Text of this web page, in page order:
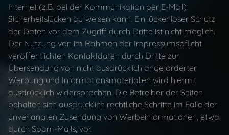
Internet (z.B. bei der Kommunikation per E-Mail)
Sicherheitslücken aufweisen kann. Ein lückenloser Schutz
der Daten vor dem Zugriff durch Dritte ist nicht möglich.
Der Nutzung von im Rahmen der Impressumspflicht
veröffentlichten Kontaktdaten durch Dritte zur
Übersendung von nicht ausdrücklich angeforderter
Werbung und Informationsmaterialien wird hiermit
ausdrücklich widersprochen. Die Betreiber der Seiten
behalten sich ausdrücklich rechtliche Schritte im Falle der
unverlangten Zusendung von Werbeinformationen, etwa
durch Spam-Mails, vor.